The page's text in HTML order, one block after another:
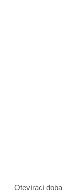
Otevírací doba